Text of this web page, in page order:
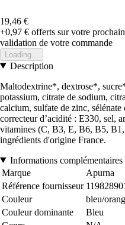
19,46 €
+0,97 € offerts sur votre
validation de votre commande
Loading...
Description
Maltodextrine*, dextrose*,
potassium, citrate de sodium,
calcium, sulfate de zinc, sélénate
correcteur d’acidité : E330, sel,
vitamines (C, B3, E, B6, B5,
ingrédients d'origine France.
Informations complémentaires
Marque
Apurna
Référence fournisseur
Couleur
bleu/
Couleur dominante
Bleu